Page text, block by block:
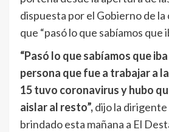
dispuesta por el Gobierno de
que “pasó lo que sabíamos que
“Pasó lo que sabíamos que
persona que fue a trabajar a
15 tuvo coronavirus y hubo
aislar al resto”,dijo la
brindado esta mañana a El